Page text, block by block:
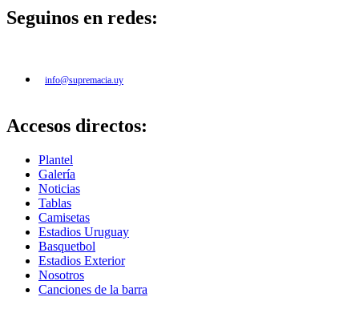
Seguinos en redes:
info@supremacia.uy
Accesos directos:
Plantel
Galería
Noticias
Tablas
Camisetas
Estadios Uruguay
Basquetbol
Estadios Exterior
Nosotros
Canciones de la barra